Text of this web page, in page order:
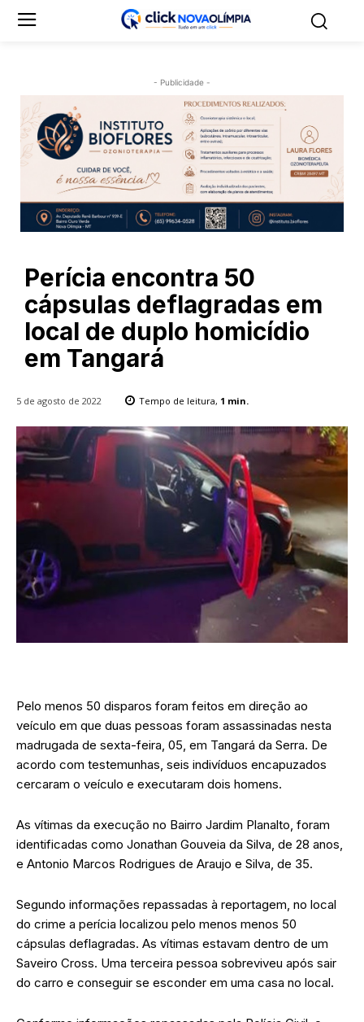
- Publicidade -
Perícia encontra 50
cápsulas deflagradas em
local de duplo homicídio
em Tangará
5 de agosto de 2022 Tempo de leitura, 1 min.
Pelo menos 50 disparos foram feitos em direção ao
veículo em que duas pessoas foram assassinadas nesta
madrugada de sexta-feira, 05, em Tangará da Serra. De
acordo com testemunhas, seis indivíduos encapuzados
cercaram o veículo e executaram dois homens.
As vítimas da execução no Bairro Jardim Planalto, foram
identificadas como Jonathan Gouveia da Silva, de 28 anos,
e Antonio Marcos Rodrigues de Araujo e Silva, de 35.
Segundo informações repassadas à reportagem, no local
do crime a perícia localizou pelo menos menos 50
cápsulas deflagradas. As vítimas estavam dentro de um
Saveiro Cross. Uma terceira pessoa sobreviveu após sair
do carro e conseguir se esconder em uma casa no local.